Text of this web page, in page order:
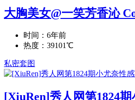
大胸美女@一笑芳香沁
时间：6年前
热度：39101℃
私密套图
[XiuRen]秀人网第1824